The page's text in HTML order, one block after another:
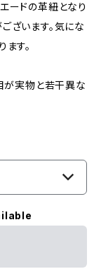
ードの革紐となり
ざいます。気にな
す。
が実物と若干異な